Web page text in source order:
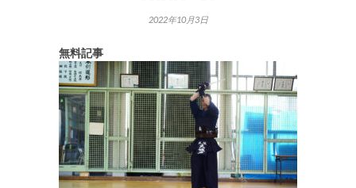
2022年10月3日
無料記事